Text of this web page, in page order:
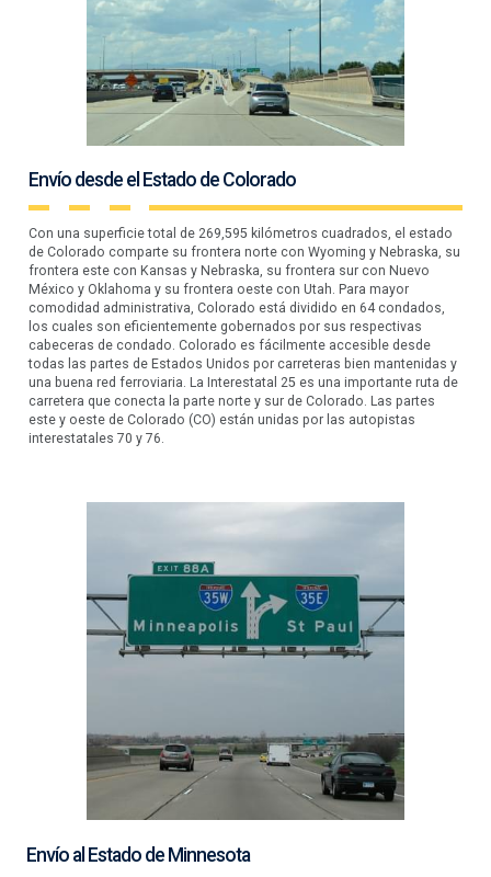
Envío desde el Estado de Colorado
Con una superficie total de 269,595 kilómetros cuadrados, el estado
de Colorado comparte su frontera norte con Wyoming y Nebraska, su
frontera este con Kansas y Nebraska, su frontera sur con Nuevo
México y Oklahoma y su frontera oeste con Utah. Para mayor
comodidad administrativa, Colorado está dividido en 64 condados,
los cuales son eficientemente gobernados por sus respectivas
cabeceras de condado. Colorado es fácilmente accesible desde
todas las partes de Estados Unidos por carreteras bien mantenidas y
una buena red ferroviaria. La Interestatal 25 es una importante ruta de
carretera que conecta la parte norte y sur de Colorado. Las partes
este y oeste de Colorado (CO) están unidas por las autopistas
interestatales 70 y 76.
Envío al Estado de Minnesota